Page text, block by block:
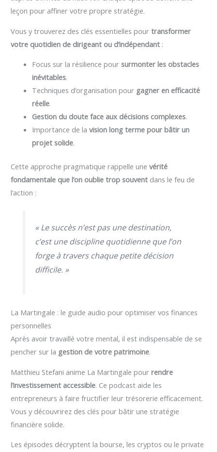
leçon pour affiner votre propre stratégie.
Vous y trouverez des clés essentielles pourtransformer
votre quotidien de dirigeant ou d’indépendant :
Focus sur la résilience poursurmonter les obstacles
inévitables.
Techniques d’organisation pour gagner en efficacité
réelle.
Gestion du doute face aux décisions complexes.
Importance de lavision long terme pour bâtir un
projet solide.
Cette approche pragmatique rappelle unevérité
fondamentale que l’on oublie trop souvent dans le feu de
l’action :
« Le succès n’est pas une destination,
c’est une discipline quotidienne que l’on
forge à travers chaque petite décision
difficile. »
La Martingale : le guide audio pour optimiser vos finances
personnelles
Après avoir travaillé votre mental, il est indispensable de se
pencher sur la gestion de votre patrimoine.
Matthieu Stefani anime La Martingale pourrendre
l’investissement accessible. Ce podcast aide les
entrepreneurs à faire fructifier leur trésorerie efficacement.
Vous y découvrirez des clés pour bâtir une stratégie
financière solide.
Les épisodes décryptent la bourse, les cryptos ou le private